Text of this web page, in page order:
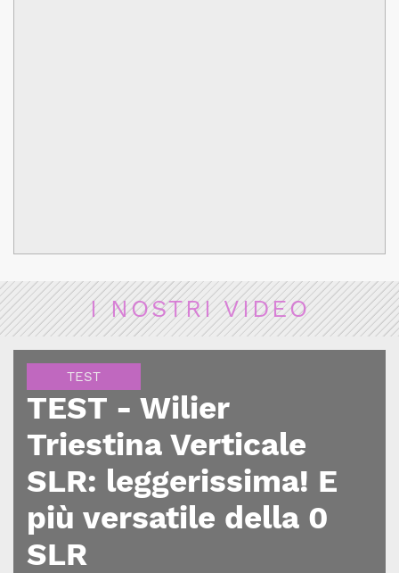
I NOSTRI VIDEO
TEST
TEST - Wilier
Triestina Verticale
SLR: leggerissima! E
più versatile della 0
SLR